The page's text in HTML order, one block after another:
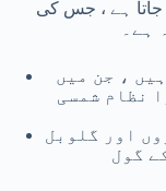
جاتا ہے ، جس کی
، جن میں
نظام شمسی
اور گلوبل
گول